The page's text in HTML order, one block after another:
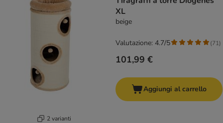
2 varianti
XL
beige
101,99 €
Valutazione: 4.7/5 (71)
Aggiungi al carrello